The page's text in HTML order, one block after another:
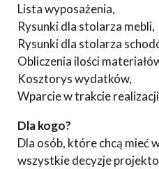
Lista wyposażenia,
Rysunki dla stolarza mebli,
Rysunki dla stolarza
Obliczenia ilości
Kosztorys wydatków,
Wparcie w trakcie realizacji
Dla kogo?
Dla osób, które chcą mieć
wszystkie decyzje